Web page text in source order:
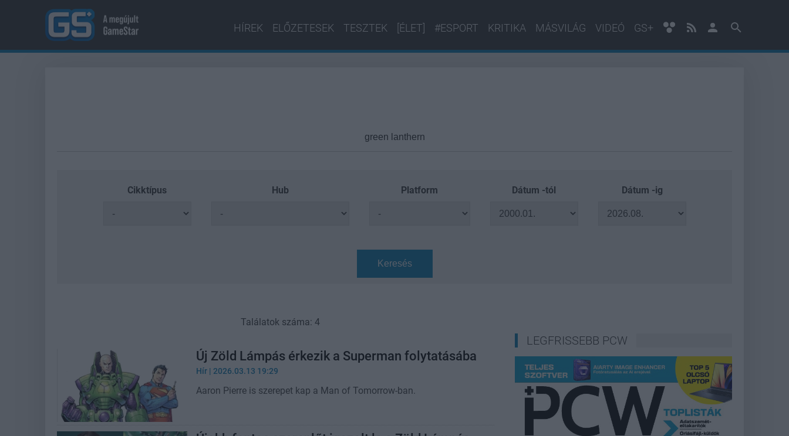
HÍREK ELŐZETESEK TESZTEK [ÉLET] #ESPORT KRITIKA MÁSVILÁG VIDEÓ GS+
Cikktípus Hub Platform Dátum -tól Dátum -ig
Keresés
Találatok száma: 4
Új Zöld Lámpás érkezik a Superman folytatásába
Hír | 2026.03.13 19:29
Aaron Pierre is szerepet kap a Man of Tomorrow-ban.
LEGFRISSEBB PCW